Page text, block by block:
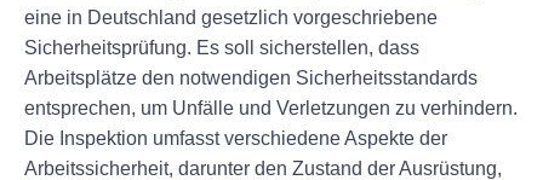
eine in Deutschland gesetzlich vorgeschriebene
Sicherheitsprüfung. Es soll sicherstellen, dass
Arbeitsplätze den notwendigen Sicherheitsstandards
entsprechen, um Unfälle und Verletzungen zu verhindern.
Die Inspektion umfasst verschiedene Aspekte der
Arbeitssicherheit, darunter den Zustand der Ausrüstung,